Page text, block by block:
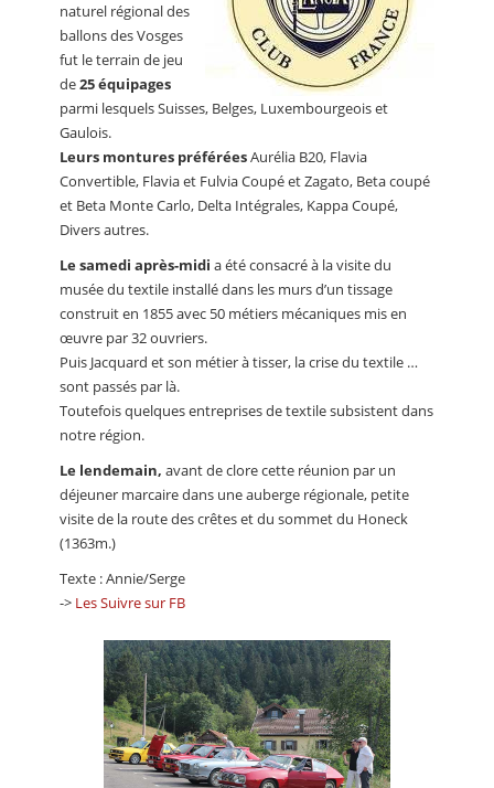
naturel régional des
ballons des Vosges
fut le terrain de jeu
de25 équipages
parmi lesquels Suisses, Belges, Luxembourgeois et
Gaulois.
Leurs montures préféréesAurélia B20, Flavia
Convertible, Flavia et Fulvia Coupé et Zagato, Beta coupé
et Beta Monte Carlo, Delta Intégrales, Kappa Coupé,
Divers autres.
Le samedi après-midi a été consacré à la visite du
musée du textile installé dans les murs d’un tissage
construit en 1855 avec 50 métiers mécaniques mis en
œuvre par 32 ouvriers.
Puis Jacquard et son métier à tisser, la crise du textile …
sont passés par là.
Toutefois quelques entreprises de textile subsistent dans
notre région.
Le lendemain, avant de clore cette réunion par un
déjeuner marcaire dans une auberge régionale, petite
visite de la route des crêtes et du sommet du Honeck
(1363m.)
Texte : Annie/Serge
-> Les Suivre sur FB